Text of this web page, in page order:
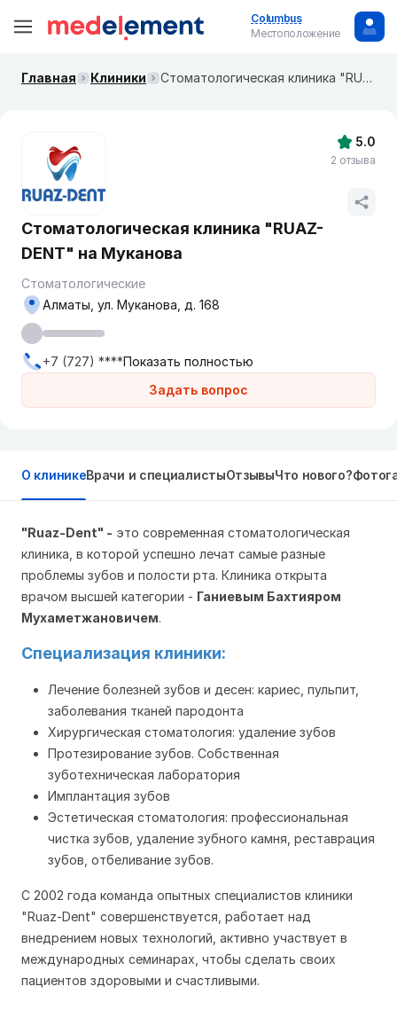
Columbus
Местоположение
Главная Клиники Стоматологическая клиника "RUAZ-DENT" на Муканова
Стоматологическая клиника "RUAZ-
DENT" на Муканова
Стоматологические
Задать вопрос
Алматы, ул. Муканова, д. 168
+7 (727) ****Показать полностью
5.0
2 отзыва
О клиникеВрачи и специалистыОтзывыЧто нового?
"Ruaz-Dent" - это современная стоматологическая
клиника, в которой успешно лечат самые разные
проблемы зубов и полости рта. Клиника открыта
врачом высшей категории - Ганиевым Бахтияром
Мухаметжановичем.
Специализация клиники:
Лечение болезней зубов и десен: кариес, пульпит,
заболевания тканей пародонта
Хирургическая стоматология: удаление зубов
Протезирование зубов. Собственная
зуботехническая лаборатория
Имплантация зубов
Эстетическая стоматология: профессиональная
чистка зубов, удаление зубного камня, реставрация
зубов, отбеливание зубов.
С 2002 года команда опытных специалистов клиники
"Ruaz-Dent" совершенствуется, работает над
внедрением новых технологий, активно участвует в
международных семинарах, чтобы сделать своих
пациентов здоровыми и счастливыми.